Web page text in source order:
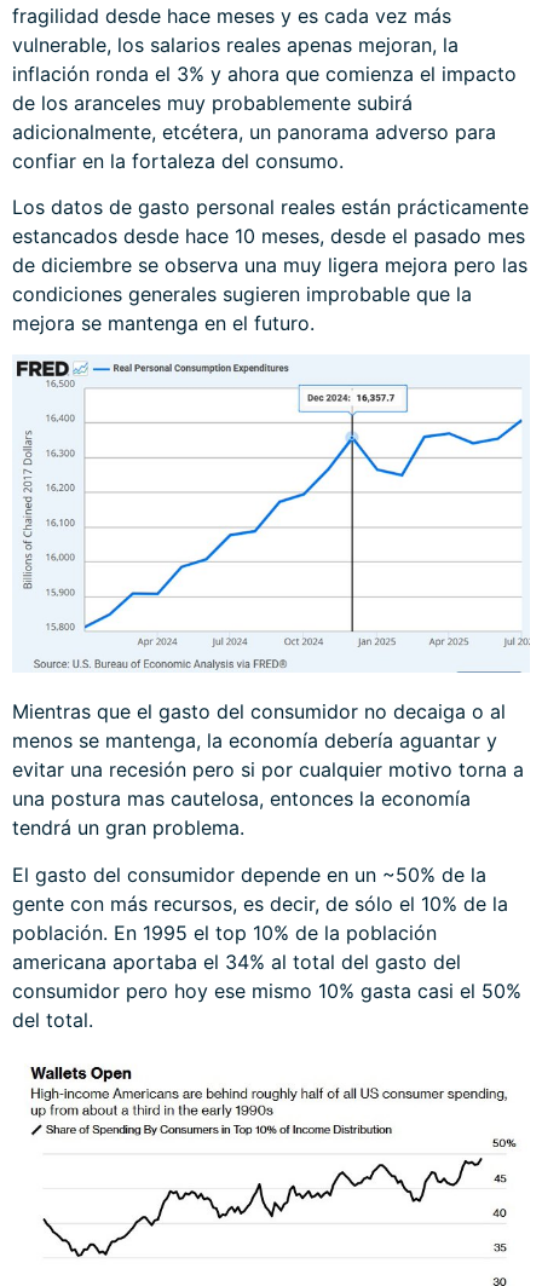
fragilidad desde hace meses y es cada vez más
vulnerable, los salarios reales apenas mejoran, la
inflación ronda el 3% y ahora que comienza el impacto
de los aranceles muy probablemente subirá
adicionalmente, etcétera, un panorama adverso para
confiar en la fortaleza del consumo.
Los datos de gasto personal reales están prácticamente
estancados desde hace 10 meses, desde el pasado mes
de diciembre se observa una muy ligera mejora pero las
condiciones generales sugieren improbable que la
mejora se mantenga en el futuro.
Mientras que el gasto del consumidor no decaiga o al
menos se mantenga, la economía debería aguantar y
evitar una recesión pero si por cualquier motivo torna a
una postura mas cautelosa, entonces la economía
tendrá un gran problema.
El gasto del consumidor depende en un ~50% de la
gente con más recursos, es decir, de sólo el 10% de la
población. En 1995 el top 10% de la población
americana aportaba el 34% al total del gasto del
consumidor pero hoy ese mismo 10% gasta casi el 50%
del total.